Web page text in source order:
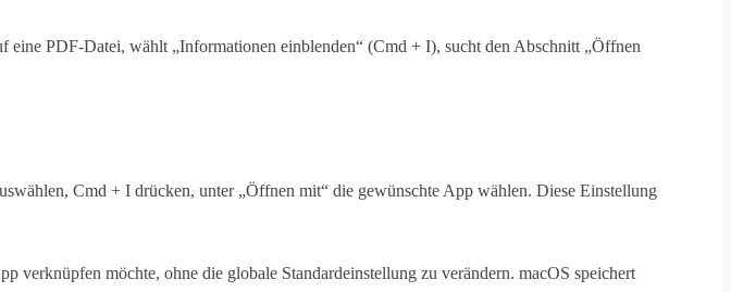
PDF-Datei, wählt „Informationen einblenden“ (Cmd + I), sucht den Abschnitt „Öffnen
Cmd + I drücken, unter „Öffnen mit“ die gewünschte App wählen. Diese Einstellung
verknüpfen möchte, ohne die globale Standardeinstellung zu verändern. macOS speichert